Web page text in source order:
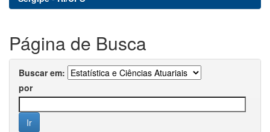
Página de Busca
Buscar em:
por